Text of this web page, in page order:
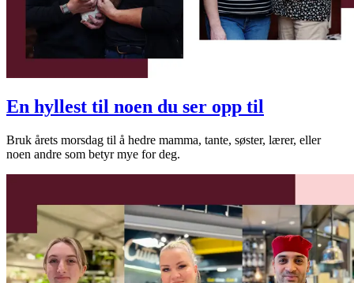
En hyllest til noen du ser opp til
Bruk årets morsdag til å hedre mamma, tante, søster, lærer, eller
noen andre som betyr mye for deg.